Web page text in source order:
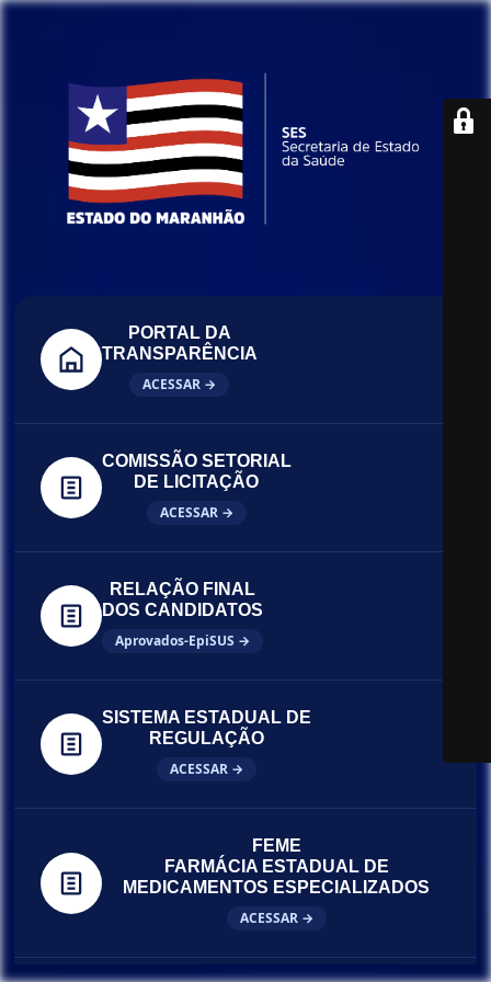
PORTAL DA
TRANSPARÊNCIA
ACESSAR →
COMISSÃO SETORIAL
DE LICITAÇÃO
ACESSAR →
RELAÇÃO FINAL
DOS CANDIDATOS
Aprovados-EpiSUS →
SISTEMA ESTADUAL DE
REGULAÇÃO
ACESSAR →
FEME
FARMÁCIA ESTADUAL DE
MEDICAMENTOS ESPECIALIZADOS
ACESSAR →